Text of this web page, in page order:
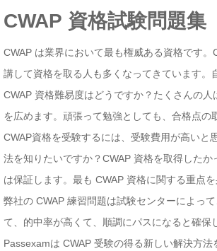
CWAP 資格試験問題集
CWAP は業界において最も権威ある資格です
講して資格を取る人も多くなってきています。
CWAP 資格難易度はどうですか？たくさんの
を広めます。頑張って勉強としても、合格点の
CWAP資格を受験するには、受験費用が高いと
法を知りたいですか？CWAP 資格を取得した
は保証します。最も CWAP 資格に関する重点を
弊社の CWAP 練習問題は試験センターによっ
て、的中率が高くて、順調にパスになると確保
Passexamは CWAP 受験の得る新しい解決方